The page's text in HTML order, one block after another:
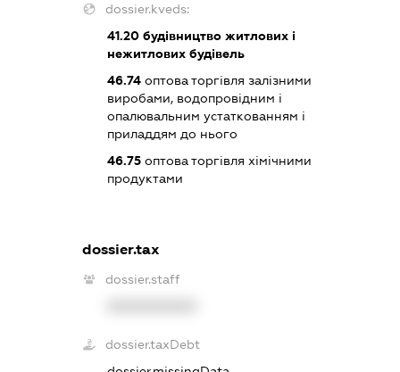
dossier.kveds:
41.20 будівництво житлових і
нежитлових будівель
46.74 оптова торгівля залізними
виробами, водопровідним і
опалювальним устаткованням і
приладдям до нього
46.75 оптова торгівля хімічними
продуктами
dossier.tax
dossier.staff
dossier.taxDebt